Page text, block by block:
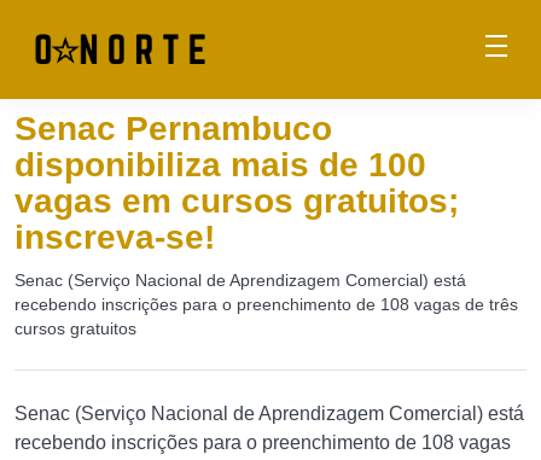
Senac Pernambuco
disponibiliza mais de 100
vagas em cursos gratuitos;
inscreva-se!
Senac (Serviço Nacional de Aprendizagem Comercial) está
recebendo inscrições para o preenchimento de 108 vagas de três
cursos gratuitos
Senac (Serviço Nacional de Aprendizagem Comercial) está
recebendo inscrições para o preenchimento de 108 vagas